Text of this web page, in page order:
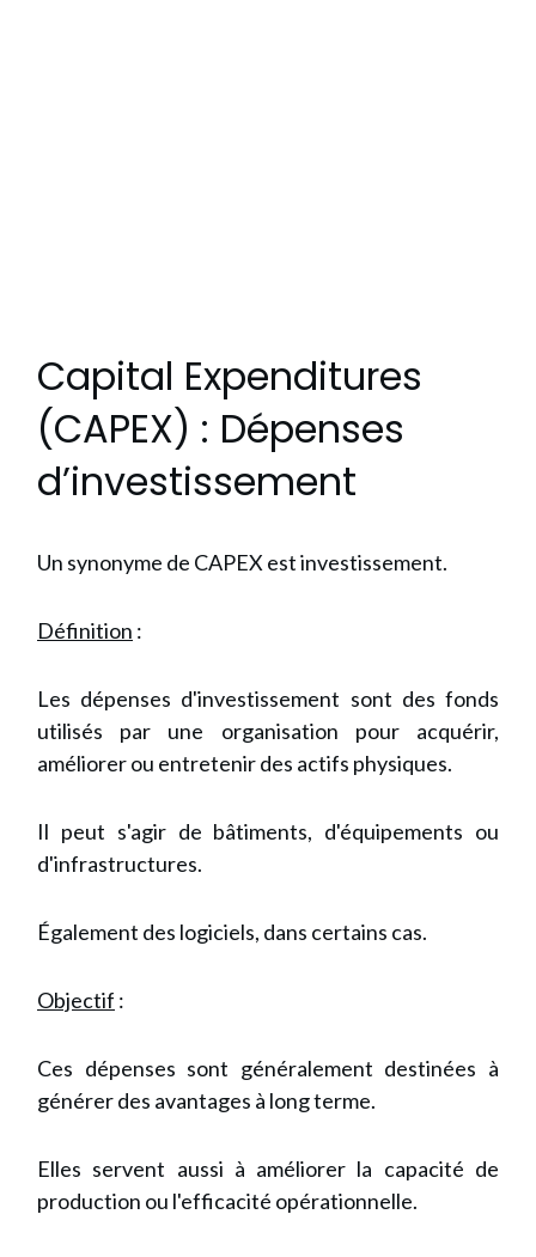
Capital Expenditures
(CAPEX) : Dépenses
d’investissement
Un synonyme de CAPEX est investissement.
Définition :
Les dépenses d'investissement sont des fonds
utilisés par une organisation pour acquérir,
améliorer ou entretenir des actifs physiques.
Il peut s'agir de bâtiments, d'équipements ou
d'infrastructures.
Également des logiciels, dans certains cas.
Objectif :
Ces dépenses sont généralement destinées à
générer des avantages à long terme.
Elles servent aussi à améliorer la capacité de
production ou l'efficacité opérationnelle.